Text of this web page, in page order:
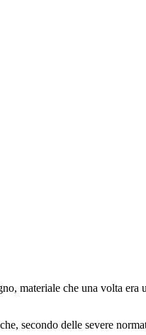
materiale che una volta era
secondo delle severe